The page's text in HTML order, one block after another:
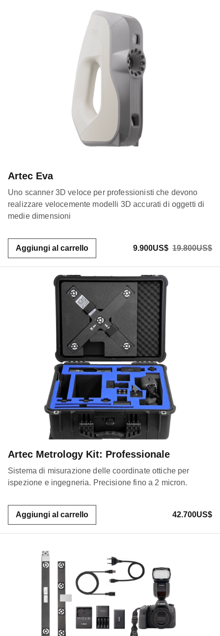
Artec Eva
Uno scanner 3D veloce per professionisti che devono
realizzare velocemente modelli 3D accurati di oggetti di
medie dimensioni
Aggiungi al carrello 9.900US$ 19.800US$
Artec Metrology Kit: Professionale
Sistema di misurazione delle coordinate ottiche per
ispezione e ingegneria. Precisione fino a 2 micron.
Aggiungi al carrello 42.700US$